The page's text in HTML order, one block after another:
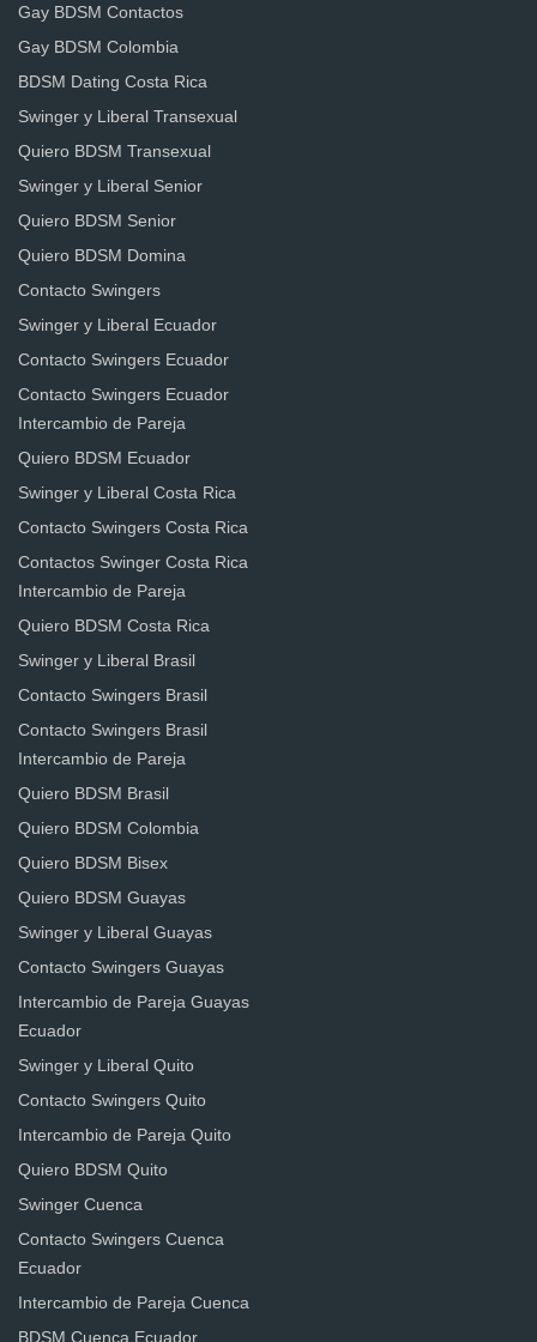
Gay BDSM Contactos
Gay BDSM Colombia
BDSM Dating Costa Rica
Swinger y Liberal Transexual
Quiero BDSM Transexual
Swinger y Liberal Senior
Quiero BDSM Senior
Quiero BDSM Domina
Contacto Swingers
Swinger y Liberal Ecuador
Contacto Swingers Ecuador
Contacto Swingers Ecuador
Intercambio de Pareja
Quiero BDSM Ecuador
Swinger y Liberal Costa Rica
Contacto Swingers Costa Rica
Contactos Swinger Costa Rica
Intercambio de Pareja
Quiero BDSM Costa Rica
Swinger y Liberal Brasil
Contacto Swingers Brasil
Contacto Swingers Brasil
Intercambio de Pareja
Quiero BDSM Brasil
Quiero BDSM Colombia
Quiero BDSM Bisex
Quiero BDSM Guayas
Swinger y Liberal Guayas
Contacto Swingers Guayas
Intercambio de Pareja Guayas
Ecuador
Swinger y Liberal Quito
Contacto Swingers Quito
Intercambio de Pareja Quito
Quiero BDSM Quito
Swinger Cuenca
Contacto Swingers Cuenca
Ecuador
Intercambio de Pareja Cuenca
BDSM Cuenca Ecuador